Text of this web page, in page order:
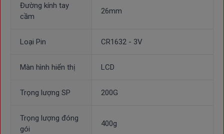
Đường kính tay
cầm
26mm
Loại Pin CR1632 - 3V
Màn hình hiển thị LCD
Trọng lượng SP 200G
Trọng lượng đóng
gói
400g